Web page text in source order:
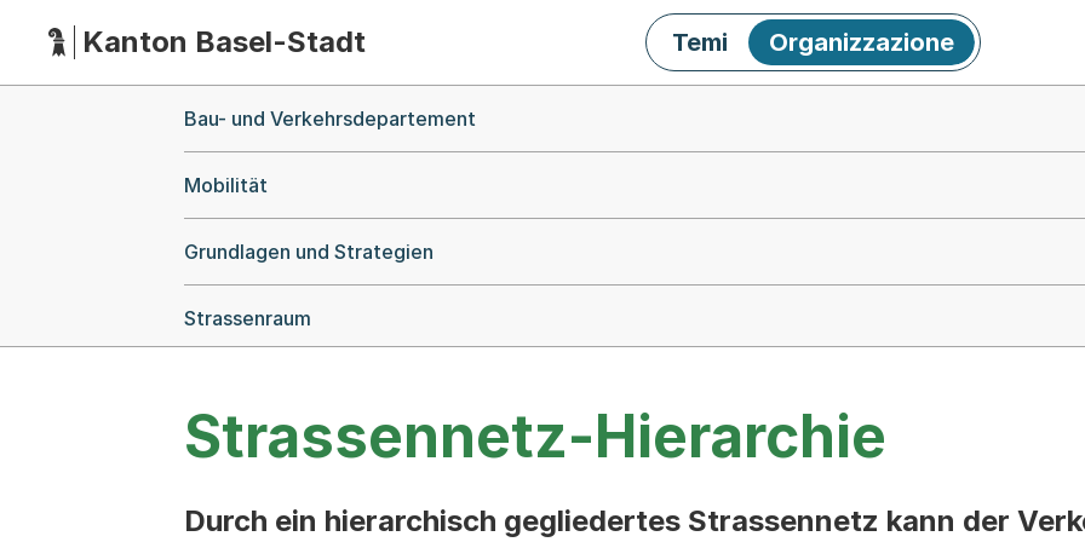
HauptnavigationKanton Basel-Stadt Temi Organizzazione
Bau- und Verkehrsdepartement
Mobilität
Grundlagen und Strategien
Strassenraum
Strassennetz-Hierarchie
Durch ein hierarchisch gegliedertes Strassennetz kann der